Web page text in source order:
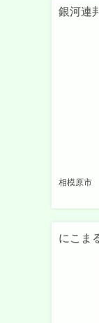
銀河連
相模原市
にこま